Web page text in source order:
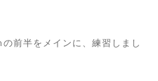
前半をメインに、練習しまし